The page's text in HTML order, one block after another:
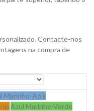
Contacte-nos
na compra de
Marinho-Azul
Azul Marinho-Verde